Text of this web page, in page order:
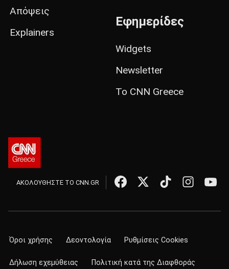
Απόψεις
Explainers
Εφημερίδες
Widgets
Newsletter
Το CNN Greece
ΑΚΟΛΟΥΘΗΣΤΕ ΤΟ CNN.GR
Όροι χρήσης Δεοντολογία Ρυθμίσεις Cookies
Δήλωση εχεμύθειας Πολιτική κατά της Διαφθοράς